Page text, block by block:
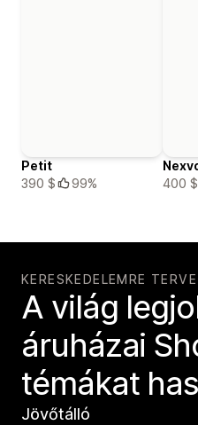
Petit
390 $
99%
400 $
KERESKEDELEMRE
A világ
áruházai
témákat
Jövőtálló